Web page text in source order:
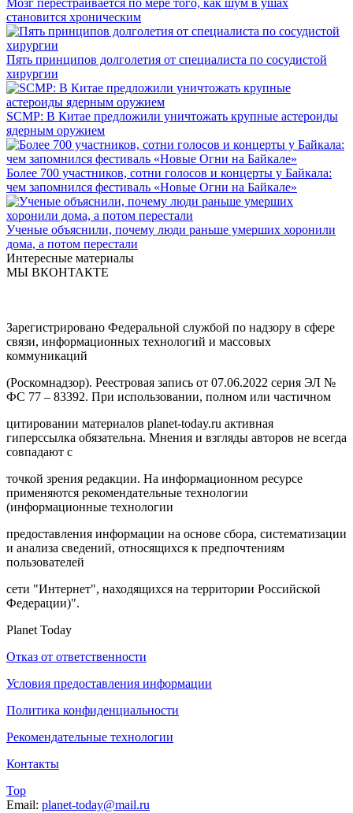
Мозг перестраивается по мере того, как шум в ушах
становится хроническим
Пять принципов долголетия от специалиста по сосудистой
хирургии
SCMP: В Китае предложили уничтожать крупные астероиды
ядерным оружием
Более 700 участников, сотни голосов и концерты у Байкала:
чем запомнился фестиваль «Новые Огни на Байкале»
Ученые объяснили, почему люди раньше умерших хоронили
дома, а потом перестали
Интересные материалы
МЫ ВКОНТАКТЕ
Зарегистрировано Федеральной службой по надзору в сфере
связи, информационных технологий и массовых
коммуникаций
(Роскомнадзор). Реестровая запись от 07.06.2022 серия ЭЛ №
ФС 77 – 83392. При использовании, полном или частичном
цитировании материалов planet-today.ru активная
гиперссылка обязательна. Мнения и взгляды авторов не всегда
совпадают с
точкой зрения редакции. На информационном ресурсе
применяются рекомендательные технологии
(информационные технологии
предоставления информации на основе сбора, систематизации
и анализа сведений, относящихся к предпочтениям
пользователей
сети "Интернет", находящихся на территории Российской
Федерации)".
Planet Today
Отказ от ответственности
Условия предоставления информации
Политика конфиденциальности
Рекомендательные технологии
Контакты
Top
Email: planet-today@mail.ru